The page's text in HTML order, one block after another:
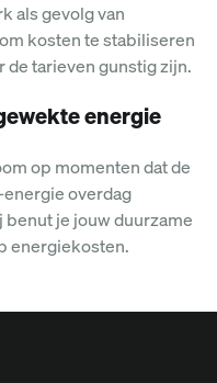
als gevolg van
kosten te stabiliseren
tarieven gunstig zijn.
energie
op momenten dat de
overdag
je jouw duurzame
energiekosten.